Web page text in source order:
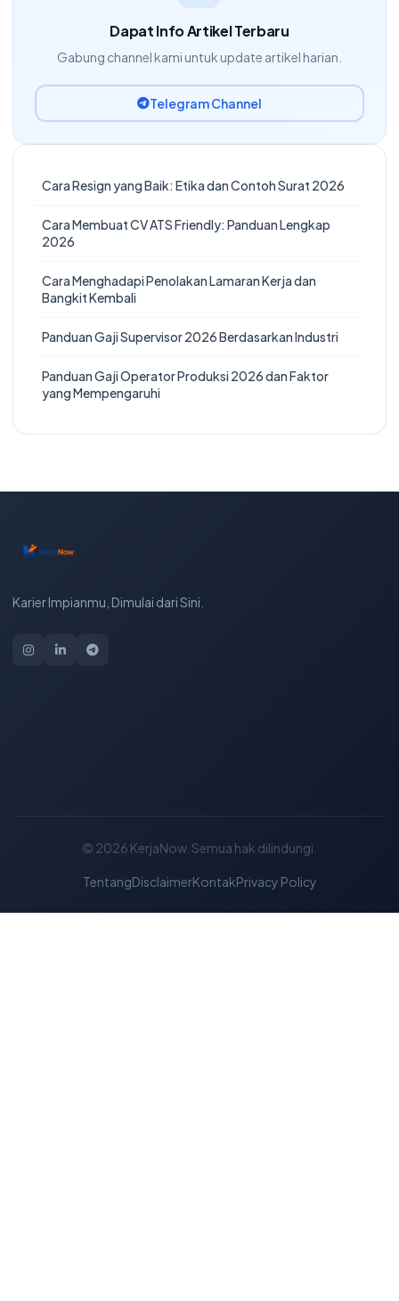
Dapat Info Artikel Terbaru
Gabung channel kami untuk update artikel harian.
Telegram Channel
Cara Resign yang Baik: Etika dan Contoh Surat 2026
Cara Membuat CV ATS Friendly: Panduan Lengkap
2026
Cara Menghadapi Penolakan Lamaran Kerja dan
Bangkit Kembali
Panduan Gaji Supervisor 2026 Berdasarkan Industri
Panduan Gaji Operator Produksi 2026 dan Faktor
yang Mempengaruhi
Karier Impianmu, Dimulai dari Sini.
© 2026 KerjaNow. Semua hak dilindungi.
TentangDisclaimerKontakPrivacy Policy